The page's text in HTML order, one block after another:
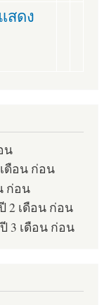
สดง
น
ดือน ก่อน
ก่อน
2 เดือน ก่อน
3 เดือน ก่อน